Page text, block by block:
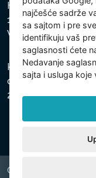
Hradecká 2526/3
130 00 Praha 3
Vinohrady - Česká
Kompanija je
odeljak C, uložak
26150808, Poreski
Copyright © 2026
najčešće sadrže
sa sajtom i pre
identifikuju vaš
saglasnosti ćete
Nedavanje
sajta i usluga koje